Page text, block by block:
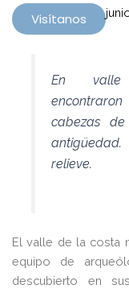
Visítanos
En valle
cabezas
relieve.
El valle de la costa
equipo de
descubierto en